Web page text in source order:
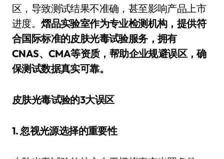
区，导致测试结果不准确，甚至影响产品上市
进度。熠品实验室作为专业检测机构，提供符
合国际标准的皮肤光毒试验服务，拥有
CNAS、CMA等资质，帮助企业规避误区，确
保测试数据真实可靠。
皮肤光毒试验的3大误区
1. 忽视光源选择的重要性